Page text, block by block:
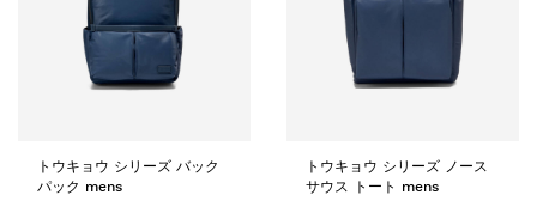
トウキョウ シリーズ バック
パック mens
トウキョウ シリーズ ノース
サウス トート mens